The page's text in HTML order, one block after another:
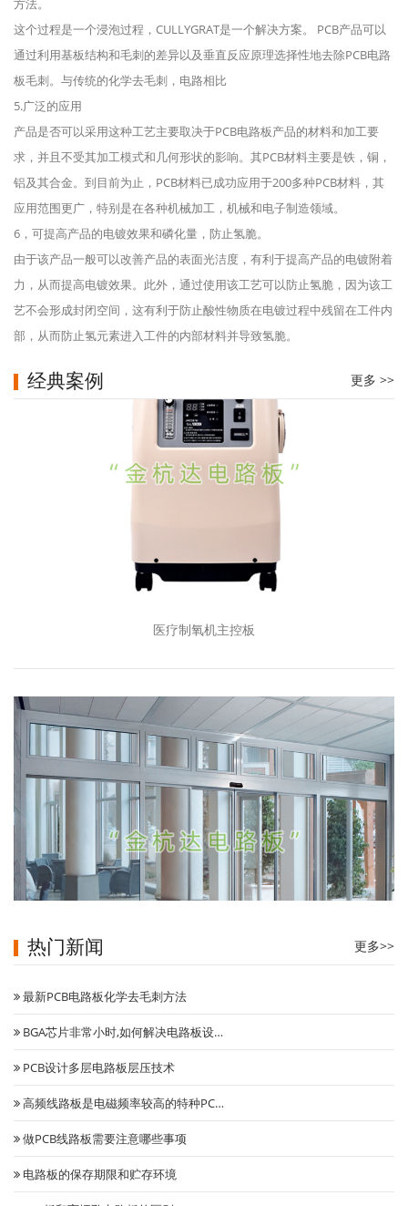
这个过程是一个浸泡过程，CULLYGRAT是一个解决方案。 PCB产品可以
通过利用基板结构和毛刺的差异以及垂直反应原理选择性地去除PCB电路
板毛刺。与传统的化学去毛刺，电路相比
5.广泛的应用
产品是否可以采用这种工艺主要取决于PCB电路板产品的材料和加工要
求，并且不受其加工模式和几何形状的影响。其PCB材料主要是铁，铜，
铝及其合金。到目前为止，PCB材料已成功应用于200多种PCB材料，其
应用范围更广，特别是在各种机械加工，机械和电子制造领域。
6，可提高产品的电镀效果和磷化量，防止氢脆。
由于该产品一般可以改善产品的表面光洁度，有利于提高产品的电镀附着
力，从而提高电镀效果。此外，通过使用该工艺可以防止氢脆，因为该工
艺不会形成封闭空间，这有利于防止酸性物质在电镀过程中残留在工件内
部，从而防止氢元素进入工件的内部材料并导致氢脆。
经典案例 更多 >>
商用咖啡机主控板
医疗制氧机主控板
自动门控制系统
热门新闻 更多>>
最新PCB电路板化学去毛刺方法
BGA芯片非常小时,如何解决电路板设…
PCB设计多层电路板层压技术
高频线路板是电磁频率较高的特种PC…
做PCB线路板需要注意哪些事项
电路板的保存期限和贮存环境